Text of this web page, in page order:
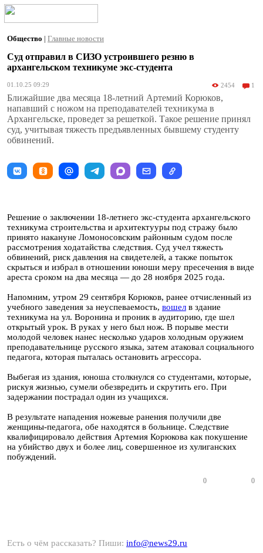
Общество | Главные новости
Суд отправил в СИЗО устроившего резню в
архангельском техникуме экс-студента
01.10.25 09:29 2454 1
Ближайшие два месяца 18-летний Артемий Корюков,
напавший с ножом на преподавателей техникума в
Архангельске, проведет за решеткой. Такое решение принял
суд, учитывая тяжесть предъявленных бывшему студенту
обвинений.
Решение о заключении 18-летнего экс-студента архангельского
техникума строительства и архитектууры под стражу было
принято накануне Ломоносовским районным судом после
рассмотрения ходатайства следствия. Суд учел тяжесть
обвинений, риск давления на свидетелей, а также попыток
скрыться и избрал в отношении юноши меру пресечения в виде
ареста сроком на два месяца — до 28 ноября 2025 года.
Напомним, утром 29 сентября Корюков, ранее отчисленный из
учебного заведения за неуспеваемость, вошел в здание
техникума на ул. Воронина и проник в аудиторию, где шел
открытый урок. В руках у него был нож. В порыве мести
молодой человек нанес несколько ударов холодным оружием
преподавательнице русского языка, затем атаковал социального
педагога, которая пыталась остановить агрессора.
Выбегая из здания, юноша столкнулся со студентами, которые,
рискуя жизнью, сумели обезвредить и скрутить его. При
задержании пострадал один из учащихся.
В результате нападения ножевые ранения получили две
женщины-педагога, обе находятся в больнице. Следствие
квалифицировало действия Артемия Корюкова как покушение
на убийство двух и более лиц, совершенное из хулиганских
побуждений.
0 0
Есть о чём рассказать? Пиши: info@news29.ru